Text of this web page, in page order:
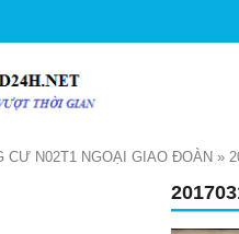
CƯ N02T1 NGOẠI GIAO ĐOÀN »